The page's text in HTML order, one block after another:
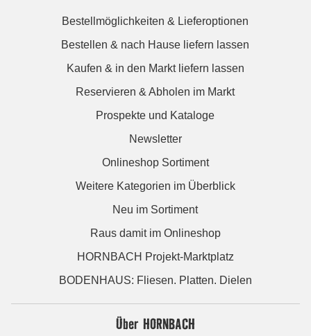
Bestellmöglichkeiten & Lieferoptionen
Bestellen & nach Hause liefern lassen
Kaufen & in den Markt liefern lassen
Reservieren & Abholen im Markt
Prospekte und Kataloge
Newsletter
Onlineshop Sortiment
Weitere Kategorien im Überblick
Neu im Sortiment
Raus damit im Onlineshop
HORNBACH Projekt-Marktplatz
BODENHAUS: Fliesen. Platten. Dielen
Über HORNBACH